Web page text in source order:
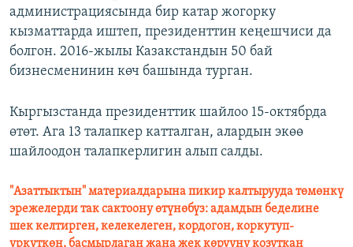
администрациясында бир катар жогорку
кызматтарда иштеп, президенттин кеңешчиси да
болгон. 2016-жылы Казакстандын 50 бай
бизнесменинин көч башында турган.
Кыргызстанда президенттик шайлоо 15-октябрда
өтөт. Ага 13 талапкер катталган, алардын экөө
шайлоодон талапкерлигин алып салды.
"Азаттыктын" материалдарына пикир калтырууда төмөнкү
эрежелерди так сактоону өтүнөбүз: адамдын беделине
шек келтирген, келекелеген, кордогон, коркутуп-
үркүткөн, басмырлаган жана жек көрүүнү козуткан